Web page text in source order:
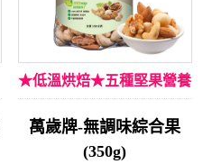
★低溫烘焙★五種堅果營養
萬歲牌-無調味綜合果
(350g)